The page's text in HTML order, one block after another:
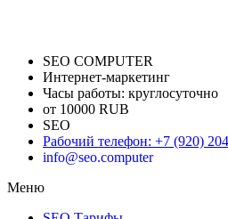
SEO COMPUTER
Интернет-маркетинг
Часы работы: круглосуточно
от 10000 RUB
SEO
Рабочий телефон: +7 (920)
info@seo.computer
Меню